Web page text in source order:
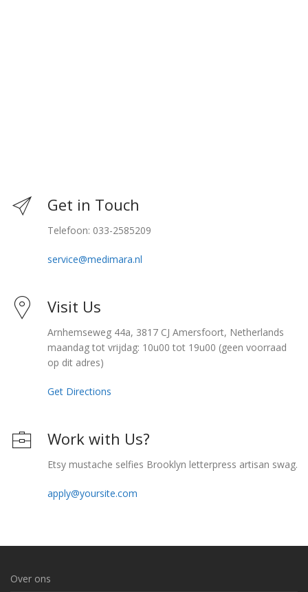
Get in Touch
Telefoon: 033-2585209
service@medimara.nl
Visit Us
Arnhemseweg 44a, 3817 CJ Amersfoort, Netherlands
maandag tot vrijdag: 10u00 tot 19u00 (geen voorraad
op dit adres)
Get Directions
Work with Us?
Etsy mustache selfies Brooklyn letterpress artisan swag.
apply@yoursite.com
Over ons